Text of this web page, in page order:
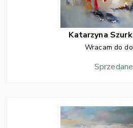
Katarzyna
Wracam do
Sprzedane